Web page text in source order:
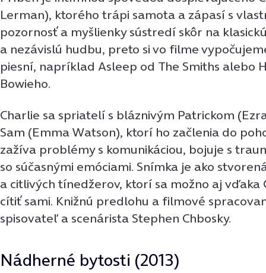
Lerman), ktorého trápi samota a zápasí s
pozornosť a myšlienky sústredí skôr na
a nezávislú hudbu, preto si vo filme
piesní, napríklad Asleep od The Smiths alebo
Bowieho.
Charlie sa spriatelí s bláznivým Patrickom
Sam (Emma Watson), ktorí ho začlenia do
zažíva problémy s komunikáciou, bojuje s
so súčasnými emóciami. Snímka je ako
a citlivých tínedžerov, ktorí sa možno aj vďaka
cítiť sami. Knižnú predlohu a filmové
spisovateľ a scenárista Stephen Chbosky.
Nádherné bytosti (2013)